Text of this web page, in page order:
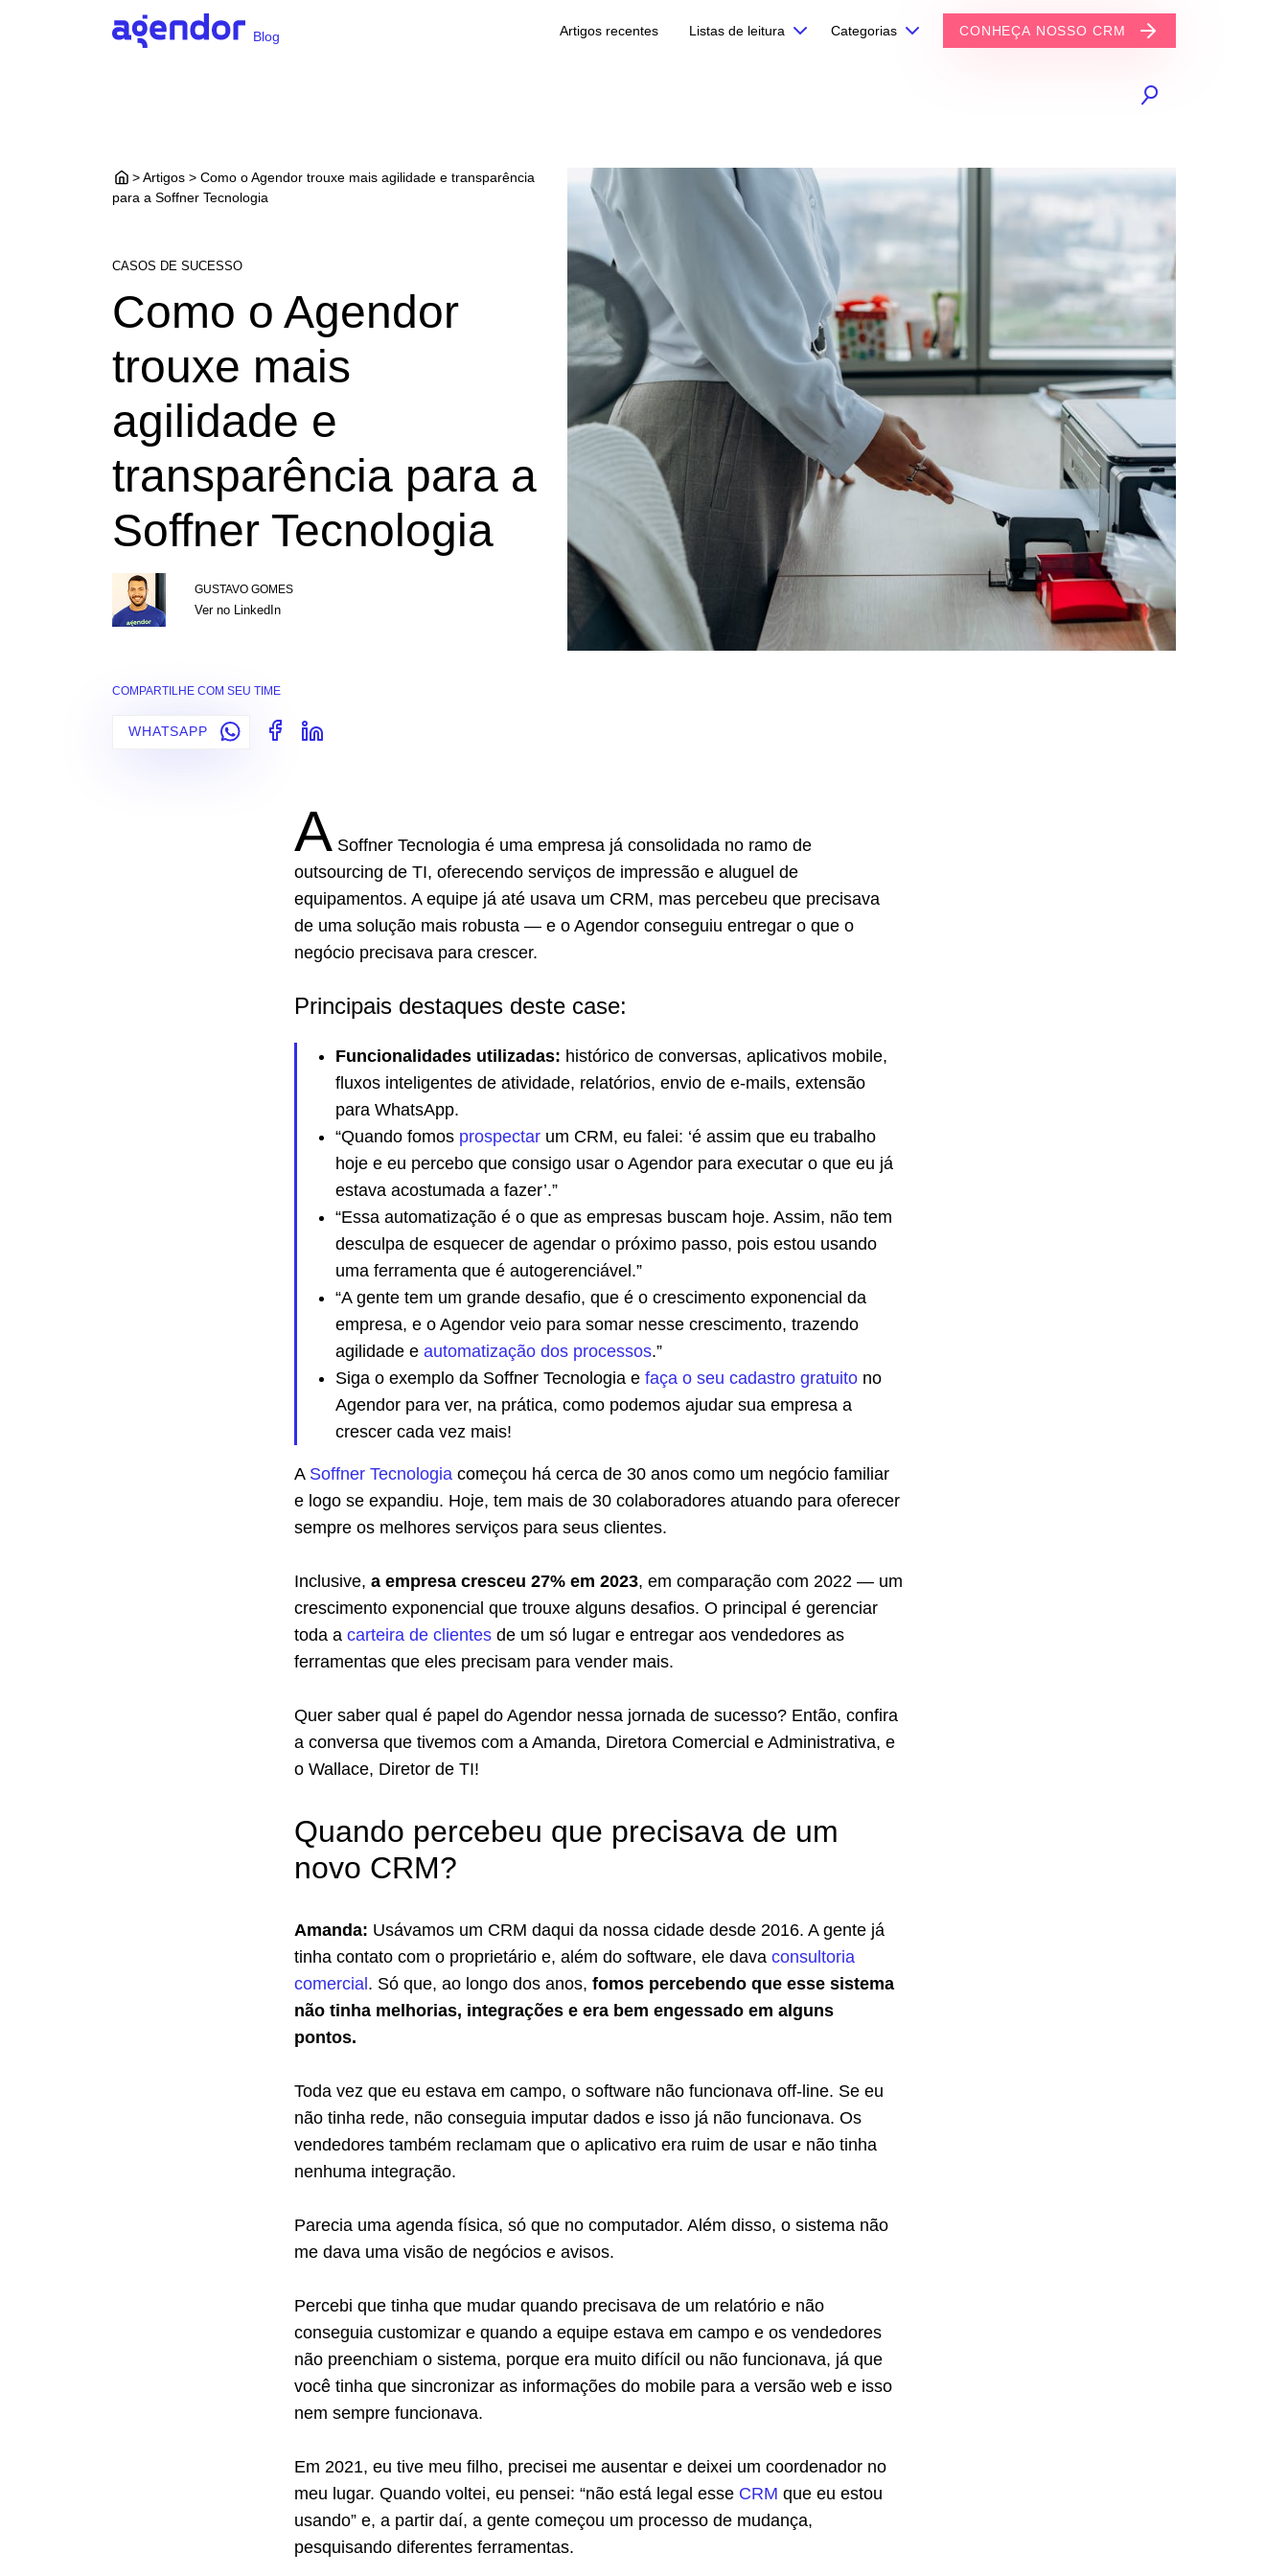
Blog Artigos recentes Listas de leitura Categorias CONHEÇA NOSSO CRM
> Artigos > Como o Agendor trouxe mais agilidade e transparência
para a Soffner Tecnologia
CASOS DE SUCESSO
Como o Agendor
trouxe mais
agilidade e
transparência para a
Soffner Tecnologia
GUSTAVO GOMES
Ver no LinkedIn
COMPARTILHE COM SEU TIME
WHATSAPP
A Soffner Tecnologia é uma empresa já consolidada no ramo de
outsourcing de TI, oferecendo serviços de impressão e aluguel de
equipamentos. A equipe já até usava um CRM, mas percebeu que precisava
de uma solução mais robusta — e o Agendor conseguiu entregar o que o
negócio precisava para crescer.
Principais destaques deste case:
Funcionalidades utilizadas: histórico de conversas, aplicativos mobile,
fluxos inteligentes de atividade, relatórios, envio de e-mails, extensão
para WhatsApp.
“Quando fomos prospectar um CRM, eu falei: ‘é assim que eu trabalho
hoje e eu percebo que consigo usar o Agendor para executar o que eu já
estava acostumada a fazer’.”
“Essa automatização é o que as empresas buscam hoje. Assim, não tem
desculpa de esquecer de agendar o próximo passo, pois estou usando
uma ferramenta que é autogerenciável.”
“A gente tem um grande desafio, que é o crescimento exponencial da
empresa, e o Agendor veio para somar nesse crescimento, trazendo
agilidade e automatização dos processos.”
Siga o exemplo da Soffner Tecnologia e faça o seu cadastro gratuito no
Agendor para ver, na prática, como podemos ajudar sua empresa a
crescer cada vez mais!
A Soffner Tecnologia começou há cerca de 30 anos como um negócio familiar
e logo se expandiu. Hoje, tem mais de 30 colaboradores atuando para oferecer
sempre os melhores serviços para seus clientes.
Inclusive, a empresa cresceu 27% em 2023, em comparação com 2022 — um
crescimento exponencial que trouxe alguns desafios. O principal é gerenciar
toda a carteira de clientes de um só lugar e entregar aos vendedores as
ferramentas que eles precisam para vender mais.
Quer saber qual é papel do Agendor nessa jornada de sucesso? Então, confira
a conversa que tivemos com a Amanda, Diretora Comercial e Administrativa, e
o Wallace, Diretor de TI!
Quando percebeu que precisava de um
novo CRM?
Amanda: Usávamos um CRM daqui da nossa cidade desde 2016. A gente já
tinha contato com o proprietário e, além do software, ele dava consultoria
comercial . Só que, ao longo dos anos, fomos percebendo que esse sistema
não tinha melhorias, integrações e era bem engessado em alguns
pontos.
Toda vez que eu estava em campo, o software não funcionava off-line. Se eu
não tinha rede, não conseguia imputar dados e isso já não funcionava. Os
vendedores também reclamam que o aplicativo era ruim de usar e não tinha
nenhuma integração.
Parecia uma agenda física, só que no computador. Além disso, o sistema não
me dava uma visão de negócios e avisos.
Percebi que tinha que mudar quando precisava de um relatório e não
conseguia customizar e quando a equipe estava em campo e os vendedores
não preenchiam o sistema, porque era muito difícil ou não funcionava, já que
você tinha que sincronizar as informações do mobile para a versão web e isso
nem sempre funcionava.
Em 2021, eu tive meu filho, precisei me ausentar e deixei um coordenador no
meu lugar. Quando voltei, eu pensei: “não está legal esse CRM que eu estou
usando” e, a partir daí, a gente começou um processo de mudança,
pesquisando diferentes ferramentas.